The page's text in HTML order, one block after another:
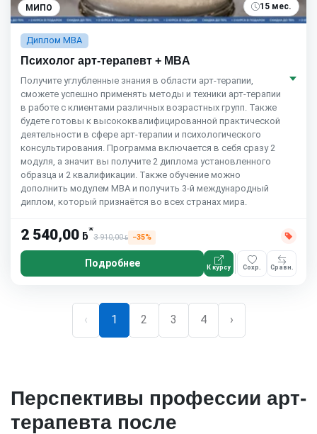
МИПО 15 мес.
Диплом MBA
Психолог арт-терапевт + MBA
Получите углубленные знания в области арт-терапии,
сможете успешно применять методы и техники арт-терапии
в работе с клиентами различных возрастных групп. Также
будете готовы к высококвалифицированной практической
деятельности в сфере арт-терапии и психологического
консультирования. Программа включается в себя сразу 2
модуля, а значит вы получите 2 диплома установленного
образца и 2 квалификации. Также обучение можно
дополнить модулем MBA и получить 3-й международный
диплом, который признаётся во всех странах мира.
2 540,00 ƃ*
3 910,00ƃ −35%
Подробнее К курсу Сохр. Сравн.
‹ 1 2 3 4 ›
Перспективы профессии арт-
терапевта после